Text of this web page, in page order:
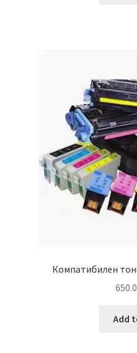
Компатибилен
Add